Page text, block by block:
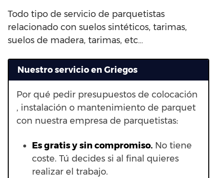
Todo tipo de servicio de parquetistas
relacionado con suelos sintéticos, tarimas,
suelos de madera, tarimas, etc…
Nuestro servicio en Griegos
Por qué pedir presupuestos de colocación
, instalación o mantenimiento de parquet
con nuestra empresa de parquetistas:
Es gratis y sin compromiso. No tiene
coste. Tú decides si al final quieres
realizar el trabajo.